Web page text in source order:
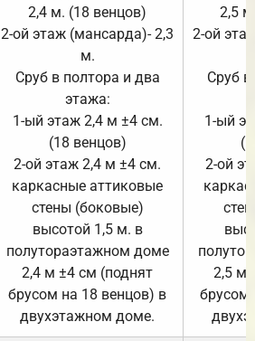
2,4 м. (18 венцов)
2-ой этаж (мансарда)- 2,3
м.
Сруб в полтора и два
этажа:
1-ый этаж 2,4 м ±4 см.
(18 венцов)
2-ой этаж 2,4 м ±4 см.
каркасные аттиковые
стены (боковые)
высотой 1,5 м. в
полутораэтажном доме
2,4 м ±4 см (поднят
брусом на 18 венцов) в
двухэтажном доме.
2,5
2-ой
Сруб
1-ый
2-ой
2,5 м
брусом